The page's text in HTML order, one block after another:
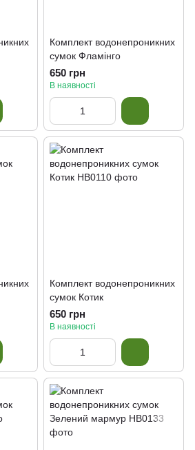
Комплект водонепроникних
сумок Фламінго
650 грн
В наявності
Комплект водонепроникних
сумок Котик
650 грн
В наявності